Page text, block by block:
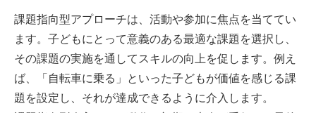
課題指向型アプローチは、活動や参加に焦点を当ててい
ます。子どもにとって意義のある最適な課題を選択し、
その課題の実施を通してスキルの向上を促します。例え
ば、「自転車に乗る」といった子どもが価値を感じる課
題を設定し、それが達成できるように介入します。